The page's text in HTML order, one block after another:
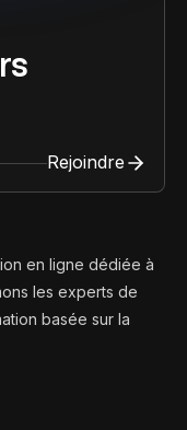
Rejoindre
en ligne dédiée à
les experts de
basée sur la